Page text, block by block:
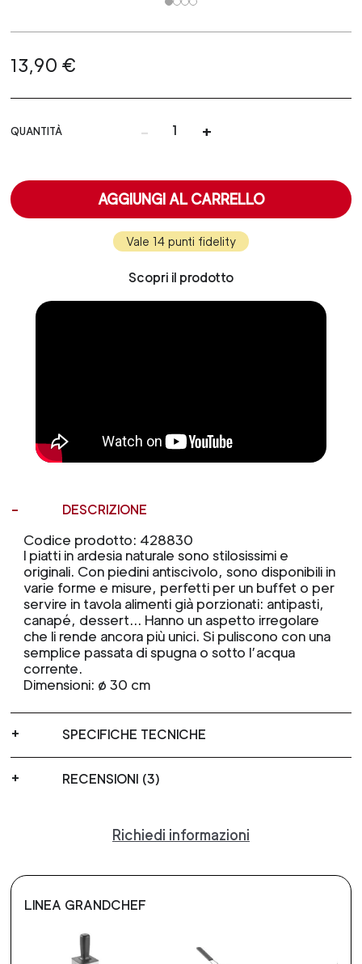
13,90 €
QUANTITÀ - +
AGGIUNGI AL CARRELLO
Vale 14 punti fidelity
Scopri il prodotto
DESCRIZIONE
Codice prodotto: 428830
I piatti in ardesia naturale sono stilosissimi e
originali. Con piedini antiscivolo, sono disponibili in
varie forme e misure, perfetti per un buffet o per
servire in tavola alimenti già porzionati: antipasti,
canapé, dessert… Hanno un aspetto irregolare
che li rende ancora più unici. Si puliscono con una
semplice passata di spugna o sotto l’acqua
corrente.
Dimensioni: ø 30 cm
SPECIFICHE TECNICHE
RECENSIONI (3)
Richiedi informazioni
LINEA GRANDCHEF